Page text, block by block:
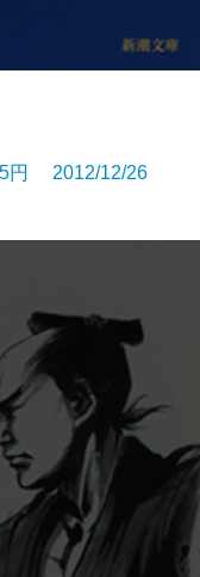
円 2012/12/26